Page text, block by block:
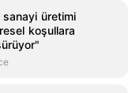
üretimi
koşullara